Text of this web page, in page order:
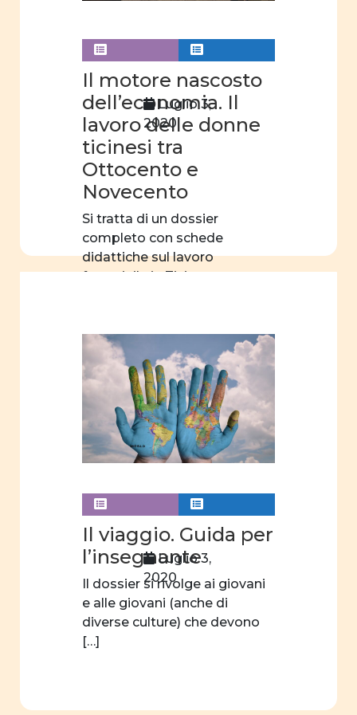
donne
e
teatro
professionali
sessuale
ruolo
sociale
e
politico
Costituzione
della
parità
Analisi
scuola
dell'obbligo
parità
Il motore nascosto
dell’economia. Il
lavoro delle donne
ticinesi tra
Ottocento e
Novecento
Si tratta di un dossier
completo con schede
didattiche sul lavoro
femminile in Ticino
Luglio 3,
2020
Il viaggio. Guida per
l’insegnante
Il dossier si rivolge ai giovani
e alle giovani (anche di
diverse culture) che devono
[…]
Luglio 3,
2020